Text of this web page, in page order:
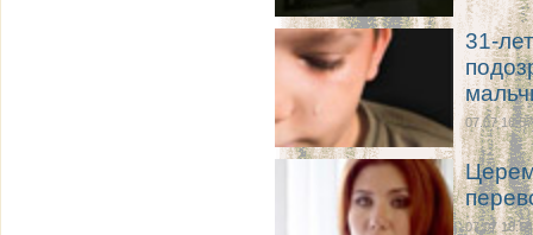
31-
07.07 16:57
07.07 16:54